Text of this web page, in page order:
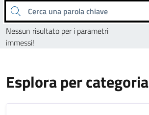
Cerca una parola chiave
Nessun risultato per i parametri
immessi!
Esplora per categoria